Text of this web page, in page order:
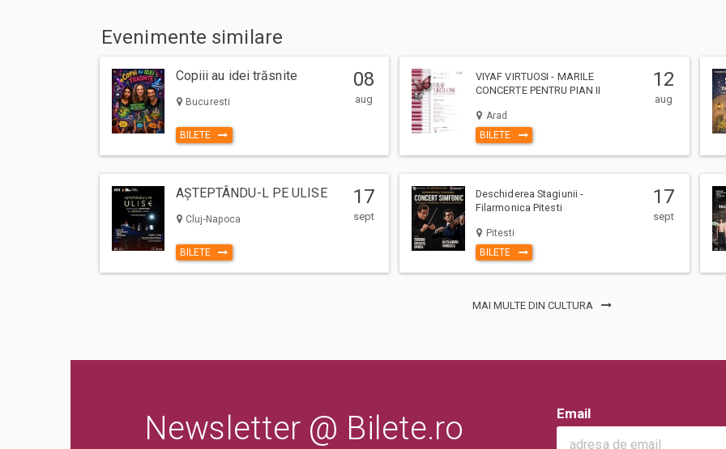
Evenimente similare
Copiii au idei trăsnite
Bucuresti
BILETE
08
aug
VIYAF VIRTUOSI - MARILE
CONCERTE PENTRU PIAN II
Arad
BILETE
12
aug
AȘTEPTÂNDU-L PE ULISE
Cluj-Napoca
BILETE
17
sept
Deschiderea Stagiunii -
Filarmonica Pitesti
Pitesti
BILETE
17
sept
MAI MULTE DIN CULTURA
Newsletter @ Bilete.ro Email